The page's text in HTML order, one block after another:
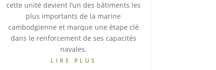
cette unité devient l’un des bâtiments les
plus importants de la marine
cambodgienne et marque une étape clé
dans le renforcement de ses capacités
navales.
LIRE PLUS